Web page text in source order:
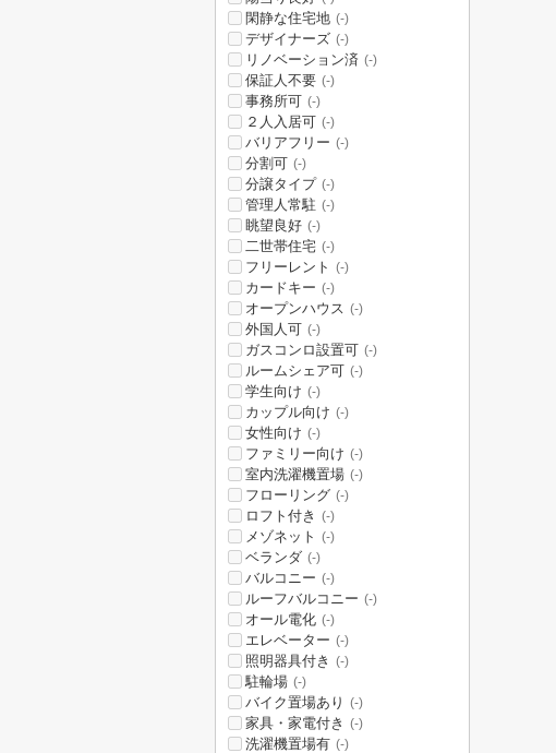
閑静な住宅地 (-)
デザイナーズ (-)
リノベーション済 (-)
保証人不要 (-)
事務所可 (-)
２人入居可 (-)
バリアフリー (-)
分割可 (-)
分譲タイプ (-)
管理人常駐 (-)
眺望良好 (-)
二世帯住宅 (-)
フリーレント (-)
カードキー (-)
オープンハウス (-)
外国人可 (-)
ガスコンロ設置可 (-)
ルームシェア可 (-)
学生向け (-)
カップル向け (-)
女性向け (-)
ファミリー向け (-)
室内洗濯機置場 (-)
フローリング (-)
ロフト付き (-)
メゾネット (-)
ベランダ (-)
バルコニー (-)
ルーフバルコニー (-)
オール電化 (-)
エレベーター (-)
照明器具付き (-)
駐輪場 (-)
バイク置場あり (-)
家具・家電付き (-)
洗濯機置場有 (-)